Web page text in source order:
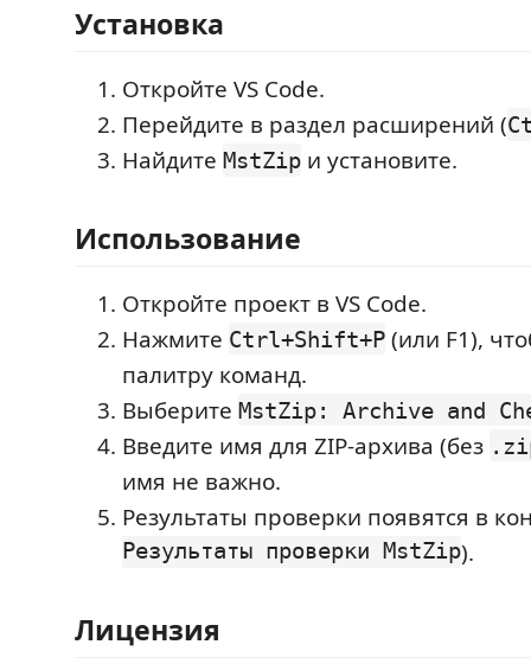
Установка
Откройте VS Code.
Перейдите в раздел расширений (
Найдите MstZip и установите.
Использование
Откройте проект в VS Code.
Нажмите Ctrl+Shift+P (или F1),
палитру команд.
Выберите MstZip: Archive and
Введите имя для ZIP-архива (без
имя не важно.
Результаты проверки появятся в
Результаты проверки MstZip).
Лицензия